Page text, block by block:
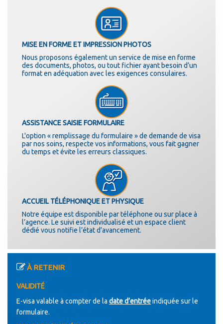
MISE EN FORME ET IMPRESSION PHOTOS
Nous proposons également un service de mise en forme
des documents, photos, ou tout fichier ayant besoin d’un
format en adéquation avec les exigences consulaires.
ASSISTANCE SAISIE FORMULAIRE
L'option « remplissage du formulaire » de demande de visa
par nos soins, respecte vos informations, vous fait gagner
du temps et évite les erreurs classiques.
ACCUEIL TÉLÉPHONIQUE ET PHYSIQUE
Notre équipe est disponible par téléphone ou sur place à
l’agence. Le suivi est individualisé et un espace client
dédié vous notifie l’état d’avancement.
À RETENIR
VALIDITÉ
E-visa valable à compter de la date d’entréeindiquée sur le
formulaire.